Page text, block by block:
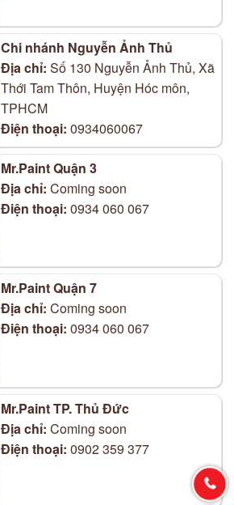
Chi nhánh Nguyễn Ảnh Thủ
Địa chỉ: Số 130 Nguyễn Ảnh Thủ, Xã
Thới Tam Thôn, Huyện Hóc môn,
TPHCM
Điện thoại: 0934060067
Mr.Paint Quận 3
Địa chỉ: Coming soon
Điện thoại: 0934 060 067
Mr.Paint Quận 7
Địa chỉ: Coming soon
Điện thoại: 0934 060 067
Mr.Paint TP. Thủ Đức
Địa chỉ: Coming soon
Điện thoại: 0902 359 377